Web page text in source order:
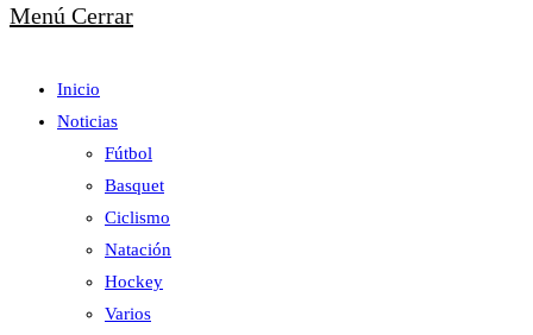
Menú Cerrar
Inicio
Noticias
Fútbol
Basquet
Ciclismo
Natación
Hockey
Varios